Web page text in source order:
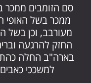
סם הזומבים ממכר
ממכר בשל האופי
מעורבב, וכן בשל
החזק להרגעה
בארה"ב החלה
למשככי